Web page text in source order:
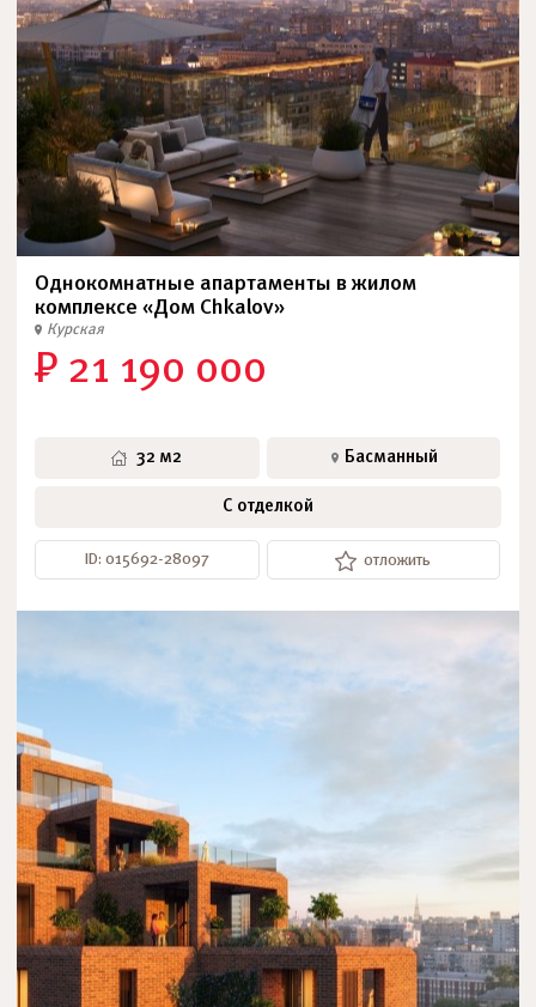
Однокомнатные апартаменты в жилом
комплексе «Дом Chkalov»
Курская
₽ 21 190 000
32 м2 Басманный
С отделкой
ID: 015692-28097 отложить